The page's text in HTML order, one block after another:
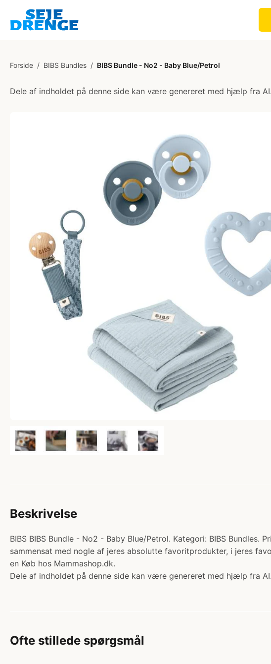
Forside / BIBS Bundles / BIBS Bundle - No2 - Baby Blue/Petrol
Dele af indholdet på denne side kan være genereret med hjælp fra AI.
Beskrivelse
BIBS BIBS Bundle - No2 - Baby Blue/Petrol. Kategori: BIBS
sammensat med nogle af jeres absolutte favoritprodukter, i jeres
en Køb hos Mammashop.dk.
Dele af indholdet på denne side kan være genereret med hjælp fra AI.
Ofte stillede spørgsmål